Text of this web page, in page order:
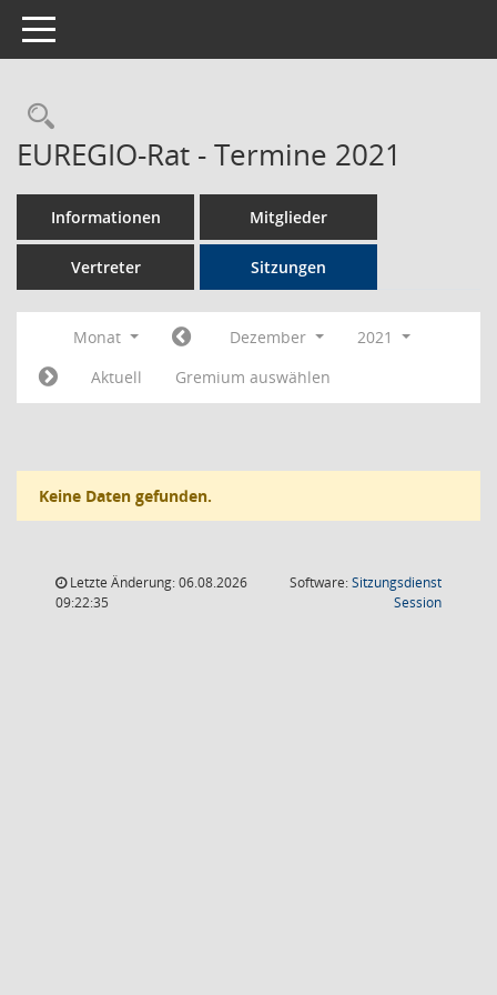
Toggle navigation
Rechercheauswahl
EUREGIO-Rat - Termine 2021
Informationen Mitglieder
Vertreter Sitzungen
Monat Dezember
2021
Aktuell
Gremium auswählen
Keine Daten gefunden.
Letzte Änderung: 06.08.2026
09:22:35
Software:Sitzungsdienst
Session(Wird in